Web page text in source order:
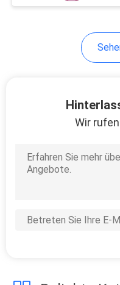
Wir